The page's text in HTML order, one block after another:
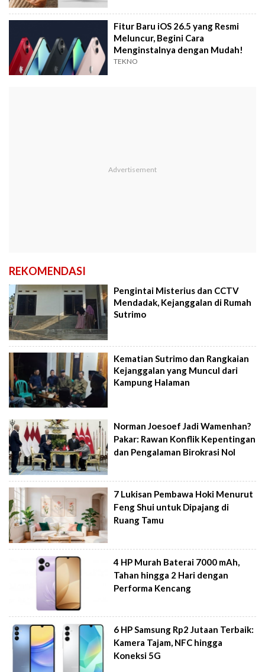
Fitur Baru iOS 26.5 yang Resmi
Meluncur, Begini Cara
Menginstalnya dengan Mudah!
TEKNO
REKOMENDASI
Pengintai Misterius dan CCTV
Mendadak, Kejanggalan di Rumah
Sutrimo
Kematian Sutrimo dan Rangkaian
Kejanggalan yang Muncul dari
Kampung Halaman
Norman Joesoef Jadi Wamenhan?
Pakar: Rawan Konflik Kepentingan
dan Pengalaman Birokrasi Nol
7 Lukisan Pembawa Hoki Menurut
Feng Shui untuk Dipajang di
Ruang Tamu
4 HP Murah Baterai 7000 mAh,
Tahan hingga 2 Hari dengan
Performa Kencang
6 HP Samsung Rp2 Jutaan Terbaik:
Kamera Tajam, NFC hingga
Koneksi 5G